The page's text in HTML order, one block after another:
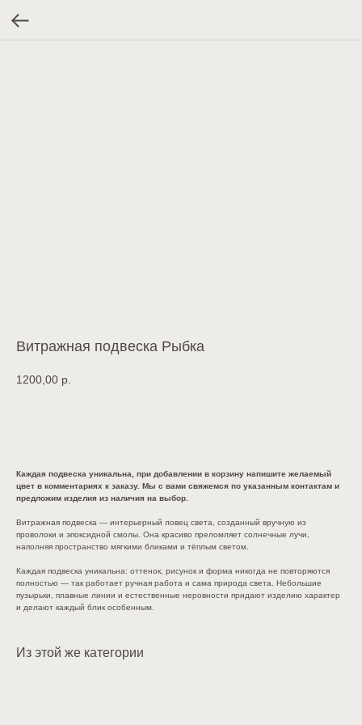
Витражная подвеска Рыбка
1200,00 р.
Каждая подвеска уникальна, при добавлении в корзину напишите желаемый
цвет в комментариях к заказу. Мы с вами свяжемся по указанным контактам и
предложим изделия из наличия на выбор.
Витражная подвеска — интерьерный ловец света, созданный вручную из
проволоки и эпоксидной смолы. Она красиво преломляет солнечные лучи,
наполняя пространство мягкими бликами и тёплым светом.
Каждая подвеска уникальна: оттенок, рисунок и форма никогда не повторяются
полностью — так работает ручная работа и сама природа света. Небольшие
пузырьки, плавные линии и естественные неровности придают изделию характер
и делают каждый блик особенным.
Из этой же категории